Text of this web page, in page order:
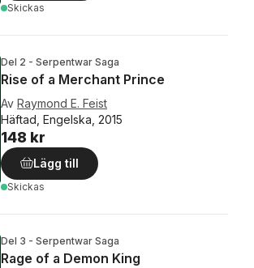
Skickas
Del 2 - Serpentwar Saga
Rise of a Merchant Prince
Av Raymond E. Feist
Häftad, Engelska, 2015
148 kr
Lägg till
Skickas
Del 3 - Serpentwar Saga
Rage of a Demon King